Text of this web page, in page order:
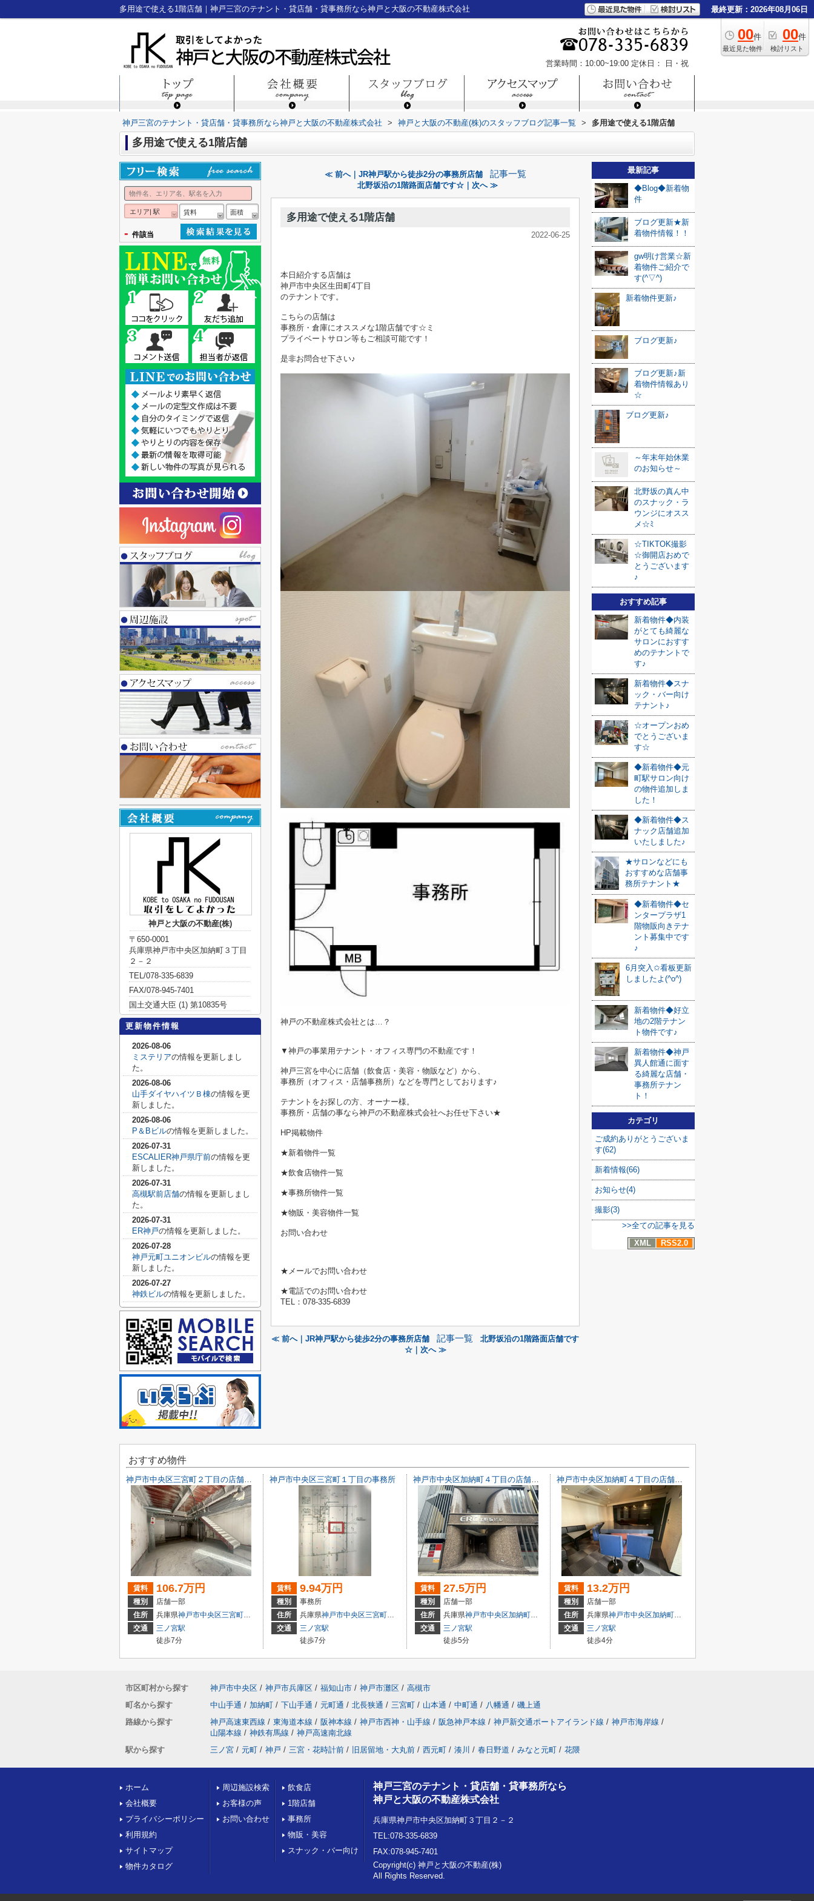
多用途で使える1階店舗｜神戸三宮のテナント・貸店舗・貸事務所なら神戸と大阪の不動産株式会社 最終更新：2026年08月06日
00件
最近見た物件
00件
検討リスト
営業時間：10:00~19:00 定休日： 日・祝
神戸三宮のテナント・貸店舗・貸事務所なら神戸と大阪の不動産株式会社 > 神戸と大阪の不動産(株)のスタッフブログ記事一覧 > 多用途で使える1階店舗
多用途で使える1階店舗
≪ 前へ｜JR神戸駅から徒歩2分の事務所店舗 記事一覧
北野坂沿の1階路面店舗です☆｜次へ ≫
多用途で使える1階店舗
2022-06-25
本日紹介する店舗は
神戸市中央区生田町4丁目
のテナントです。
こちらの店舗は
事務所・倉庫にオススメな1階店舗です☆ミ
プライベートサロン等もご相談可能です！
是非お問合せ下さい♪
神戸の不動産株式会社とは…？
▼神戸の事業用テナント・オフィス専門の不動産です！
神戸三宮を中心に店舗（飲食店・美容・物販など）から、
事務所（オフィス・店舗事務所）などを専門としております♪
テナントをお探しの方、オーナー様。
事務所・店舗の事なら神戸の不動産株式会社へお任せ下さい★
HP掲載物件
★新着物件一覧
★飲食店物件一覧
★事務所物件一覧
★物販・美容物件一覧
お問い合わせ
★メールでお問い合わせ
★電話でのお問い合わせ
TEL：078-335-6839
≪ 前へ｜JR神戸駅から徒歩2分の事務所店舗 記事一覧
北野坂沿の1階路面店舗です
☆｜次へ ≫
最新記事
◆Blog◆新着物
件
ブログ更新★新
着物件情報！！
gw明け営業☆新
着物件ご紹介で
す(^▽^)
新着物件更新♪
ブログ更新♪
ブログ更新♪新
着物件情報あり
☆
ブログ更新♪
～年末年始休業
のお知らせ～
北野坂の真ん中
のスナック・ラ
ウンジにオスス
メ☆ﾐ
☆TIKTOK撮影
☆御開店おめで
とうございます
♪
おすすめ記事
新着物件◆内装
がとても綺麗な
サロンにおすす
めのテナントで
す♪
新着物件◆スナ
ック・バー向け
テナント♪
☆オープンおめ
でとうございま
す☆
◆新着物件◆元
町駅サロン向け
の物件追加しま
した！
◆新着物件◆ス
ナック店舗追加
いたしました♪
★サロンなどにも
おすすめな店舗事
務所テナント★
◆新着物件◆セ
ンタープラザ1
階物販向きテナ
ント募集中です
♪
6月突入✩看板更新
しましたよ(^o^)
新着物件◆好立
地の2階テナン
ト物件です♪
新着物件◆神戸
異人館通に面す
る綺麗な店舗・
事務所テナン
ト！
カテゴリ
ご成約ありがとうございま
す(62)
新着情報(66)
お知らせ(4)
撮影(3)
>>全ての記事を見る
XML
RSS2.0
エリア| 駅 賃料 面積
- 件該当
神戸と大阪の不動産(株)
〒650-0001
兵庫県神戸市中央区加納町３丁目
２－２
TEL/078-335-6839
FAX/078-945-7401
国土交通大臣 (1) 第10835号
更新物件情報
2026-08-06
ミステリアの情報を更新しまし
た。
2026-08-06
山手ダイヤハイツＢ棟の情報を更
新しました。
2026-08-06
P＆Bビルの情報を更新しました。
2026-07-31
ESCALIER神戸県庁前の情報を更
新しました。
2026-07-31
高槻駅前店舗の情報を更新しまし
た。
2026-07-31
ER神戸の情報を更新しました。
2026-07-28
神戸元町ユニオンビルの情報を更
新しました。
2026-07-27
神鉄ビルの情報を更新しました。
おすすめ物件
神戸市中央区三宮町２丁目の店舗一部
賃料 106.7万円
種別
店舗一部
住所
兵庫県神戸市中央区三宮町２丁目9-3
交通
三ノ宮駅
徒歩7分
神戸市中央区三宮町１丁目の事務所
賃料 9.94万円
種別
事務所
住所
兵庫県神戸市中央区三宮町１丁目
交通
三ノ宮駅
徒歩7分
神戸市中央区加納町４丁目の店舗一部
賃料 27.5万円
種別
店舗一部
住所
兵庫県神戸市中央区加納町４丁目7-8
交通
三ノ宮駅
徒歩5分
神戸市中央区加納町４丁目の店舗一部
賃料 13.2万円
種別
店舗一部
住所
兵庫県神戸市中央区加納町４丁目9-29
交通
三ノ宮駅
徒歩4分
市区町村から探す 神戸市中央区 / 神戸市兵庫区 / 福知山市 / 神戸市灘区 / 高槻市
町名から探す
中山手通 / 加納町 / 下山手通 / 元町通 / 北長狭通 / 三宮町 / 山本通 / 中町通 / 八幡通 / 磯上通
路線から探す
神戸高速東西線 / 東海道本線 / 阪神本線 / 神戸市西神・山手線 / 阪急神戸本線 / 神戸新交通ポートアイランド線 / 神戸市海岸線 /
山陽本線 / 神鉄有馬線 / 神戸高速南北線
駅から探す
三ノ宮 / 元町 / 神戸 / 三宮・花時計前 / 旧居留地・大丸前 / 西元町 / 湊川 / 春日野道 / みなと元町 / 花隈
ホーム
会社概要
プライバシーポリシー
利用規約
サイトマップ
物件カタログ
周辺施設検索
お客様の声
お問い合わせ
飲食店
1階店舗
事務所
物販・美容
スナック・バー向け
神戸三宮のテナント・貸店舗・貸事務所なら
神戸と大阪の不動産株式会社
兵庫県神戸市中央区加納町３丁目２－２
TEL:078-335-6839
FAX:078-945-7401
Copyright(c) 神戸と大阪の不動産(株)
All Rights Reserved.